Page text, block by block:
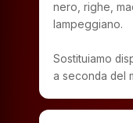
nero, righe,
lampeggiano.
Sostituiamo
a seconda del